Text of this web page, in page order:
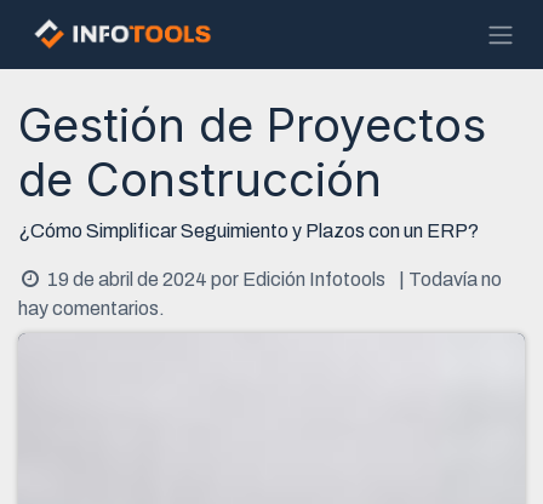
Ir al contenido
Gestión de Proyectos
de Construcción
¿Cómo Simplificar Seguimiento y Plazos con un ERP?
19 de abril de 2024 por Edición Infotools
| Todavía no
hay comentarios.